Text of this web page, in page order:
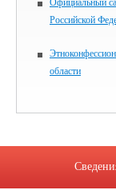
Официальный
Российской
области